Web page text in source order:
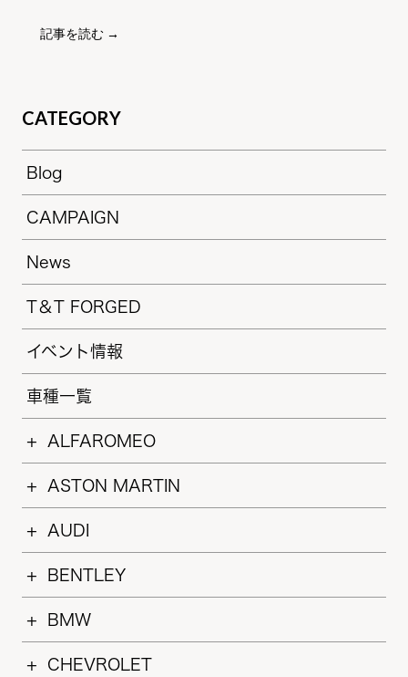
人気のムーブですが、ルーフを白にして可愛い印象に致しま
した(*^^*) 軽自動車でも他とは差別化をするには、ラッピン
記事を読む →
CATEGORY
Blog
CAMPAIGN
News
T＆T FORGED
イベント情報
車種一覧
ALFAROMEO
ASTON MARTIN
AUDI
BENTLEY
BMW
CHEVROLET